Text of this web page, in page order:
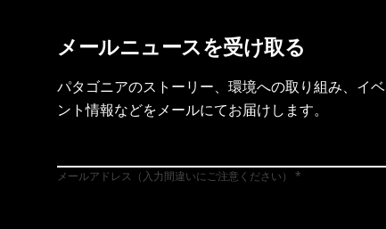
メールニュースを受け取る
パタゴニアのストーリー、環境への取り組み、イベ
ント情報などをメールにてお届けします。
メールアドレス（入力間違いにご注意ください）